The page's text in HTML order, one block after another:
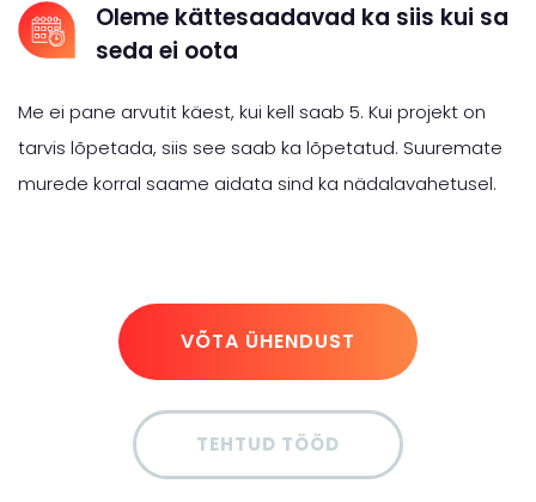
Oleme kättesaadavad ka siis kui sa
seda ei oota
Me ei pane arvutit käest, kui kell saab 5. Kui projekt on
tarvis lõpetada, siis see saab ka lõpetatud. Suuremate
murede korral saame aidata sind ka nädalavahetusel.
VÕTA ÜHENDUST
TEHTUD TÖÖD